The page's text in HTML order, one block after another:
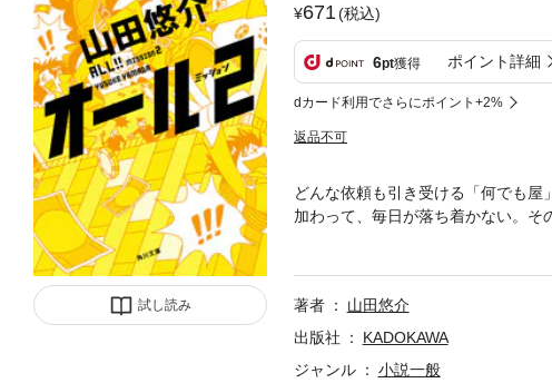
試し読み
671(税込)
6pt獲得 ポイント詳細
dカード利用でさらにポイント+2%
返品不可
どんな依頼も引き受ける「何でも
加わって、毎日が落ち着かない。そ
の少年野球チームを勝たせて」と
著者
山田悠介
出版社
KADOKAWA
ジャンル
小説一般